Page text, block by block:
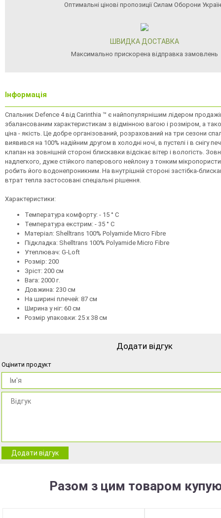
Оптимальні цінові пропозиції Силам Оборони
ШВИДКА ДОСТАВКА
Максимально прискорена відправка замовлень
Інформація
Спальник Defence 4 від Carinthia ™ є найпопулярнішим лідером
збалансованим характеристикам з відмінною вагою і розміром, а
ціна - якість. Це добре організований, розрахований на три сезони
виявився на 100% надійним другом в холодні ночі, в пустелі і в снігу
клапан на зовнішній стороні блискавки відсікає вітер і вологість.
надлегкого, дуже стійкого паперового нейлону з тонким
робить його водонепроникним. На внутрішній стороні застібка-
втрат тепла застосовані спеціальні рішення.
Характеристики:
Температура комфорту: - 15 ° C
Температура екстрим: - 35 ° C
Матеріал: Shelltrans 100% Polyamide Micro Fibre
Підкладка: Shelltrans 100% Polyamide Micro Fibre
Утеплювач: G-Loft
Розмір: 200
Зріст: 200 см
Вага: 2000 г.
Довжина: 230 см
На ширині плечей: 87 см
Ширина у ніг: 60 см
Розмір упаковки: 25 х 38 см
Додати відгук
Оцінити продукт
Додати відгук
Разом з цим товаром